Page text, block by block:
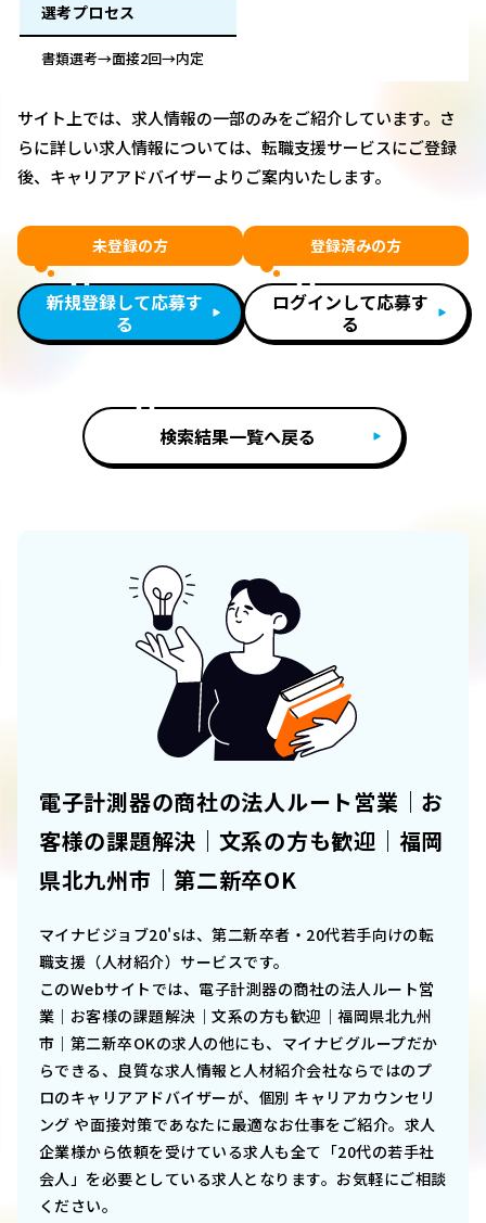
選考プロセス
書類選考→面接2回→内定
サイト上では、求人情報の一部のみをご紹介しています。さ
らに詳しい求人情報については、転職支援サービスにご登録
後、キャリアアドバイザーよりご案内いたします。
未登録の方
新規登録して応募す
る
登録済みの方
ログインして応募す
る
検索結果一覧へ戻る
電子計測器の商社の法人ルート営業｜お
客様の課題解決｜文系の方も歓迎｜福岡
県北九州市｜第二新卒OK
マイナビジョブ20'sは、第二新卒者・20代若手向けの転
職支援（人材紹介）サービスです。
このWebサイトでは、 電子計測器の商社の法人ルート営
業｜お客様の課題解決｜文系の方も歓迎｜福岡県北九州
市｜第二新卒OKの求人の他にも、マイナビグループだか
らできる、良質な求人情報と人材紹介会社ならではのプ
ロのキャリアアドバイザーが、個別 キャリアカウンセリ
ング や面接対策であなたに最適なお仕事をご紹介。求人
企業様から依頼を受けている求人も全て「20代の若手社
会人」を必要としている求人となります。お気軽にご相談
ください。